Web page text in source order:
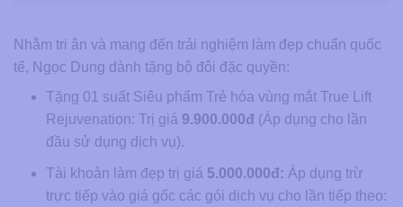
Nhằm tri ân và mang đến trải nghiệm làm đẹp chuẩn quốc
tế, Ngọc Dung dành tặng bộ đôi đặc quyền:
Tặng 01 suất Siêu phẩm Trẻ hóa vùng mắt True Lift
Rejuvenation: Trị giá 9.900.000đ(Áp dụng cho lần
đầu sử dụng dịch vụ).
Tài khoản làm đẹp trị giá 5.000.000đ: Áp dụng trừ
trực tiếp vào giá gốc các gói dịch vụ cho lần tiếp theo: